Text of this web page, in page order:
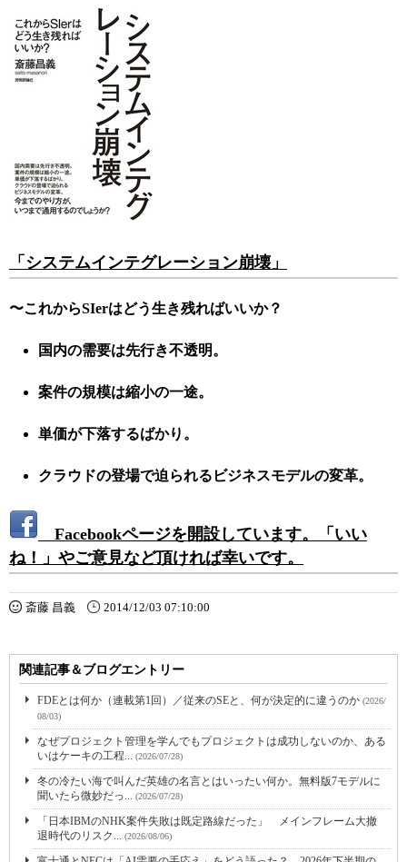
「システムインテグレーション崩壊」
〜これからSIerはどう生き残ればいいか？
国内の需要は先行き不透明。
案件の規模は縮小の一途。
単価が下落するばかり。
クラウドの登場で迫られるビジネスモデルの変革。
Facebookページを開設しています。「いい
ね！」やご意見など頂ければ幸いです。
斎藤 昌義 2014/12/03 07:10:00
関連記事＆ブログエントリー
FDEとは何か（連載第1回）／従来のSEと、何が決定的に違うのか (2026/
08/03)
なぜプロジェクト管理を学んでもプロジェクトは成功しないのか、ある
いはケーキの工程... (2026/07/28)
冬の冷たい海で叫んだ英雄の名言とはいったい何か。無料版7モデルに
聞いたら微妙だっ... (2026/07/28)
「日本IBMのNHK案件失敗は既定路線だった」 メインフレーム大撤
退時代のリスク... (2026/08/06)